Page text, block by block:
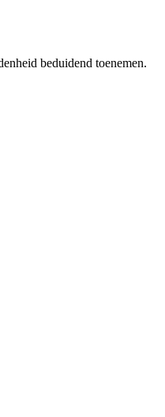
beduidend toenemen.